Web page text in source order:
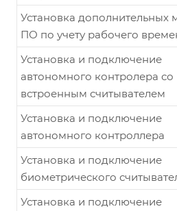
Установка дополнительных
ПО по учету рабочего
Установка и подключение
автономного контролера со
встроенным считывателем
Установка и подключение
автономного контроллера
Установка и подключение
биометрического
Установка и подключение